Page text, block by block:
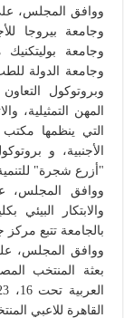
ووافق المجلس، على
وجامعة بيروجا
وجامعة
وجامعة الدولة
وبروتوكول
المهن التمثيلية،
التي ينظمها مكتب
الأجنبية، و
"أزرع شجرة" للتنمية
ووافق المجلس،
والابتكار البيئي
بالجامعة تتبع مركز
ووافق المجلس، على
بعثة المنتخب
القاهرة للاعبي